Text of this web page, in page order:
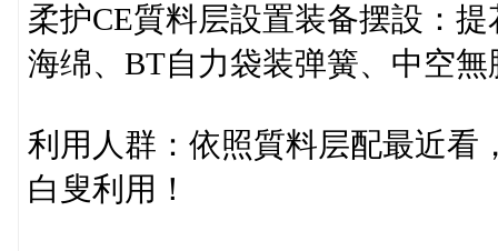
柔护CE質料层設置装备摆設：
海绵、BT自力袋装弹簧、中空無
利用人群：依照質料层配最近看
白叟利用！